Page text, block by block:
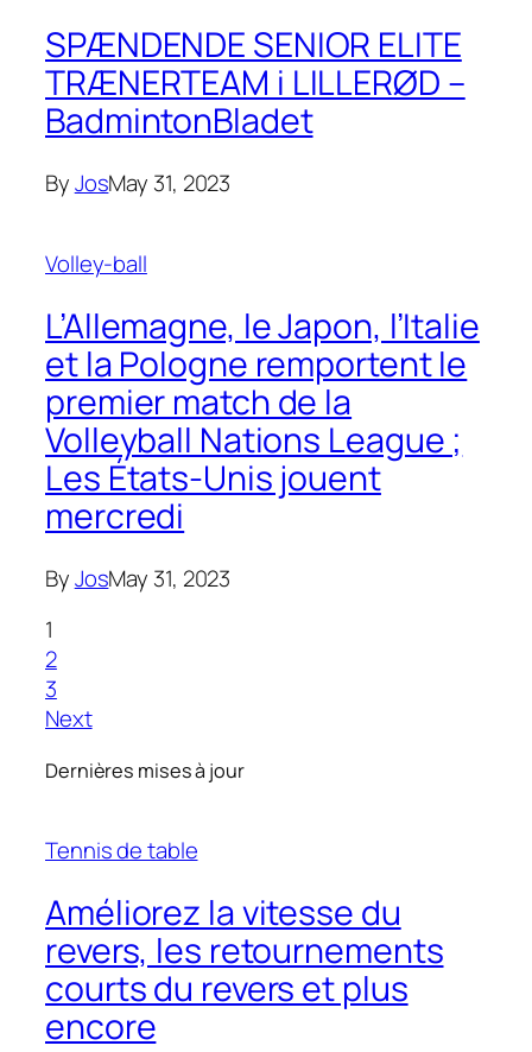
SPÆNDENDE SENIOR ELITE
TRÆNERTEAM i LILLERØD –
BadmintonBladet
ByJosMay 31, 2023
Volley-ball
L’Allemagne, le Japon, l’Italie
et la Pologne remportent le
premier match de la
Volleyball Nations League ;
Les États-Unis jouent
mercredi
ByJosMay 31, 2023
1
2
3
Next
Dernières mises à jour
Tennis de table
Améliorez la vitesse du
revers, les retournements
courts du revers et plus
encore